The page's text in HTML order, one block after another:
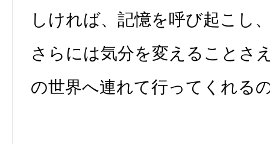
しければ、記憶を呼び起こし
さらには気分を変えることさ
の世界へ連れて行ってくれる